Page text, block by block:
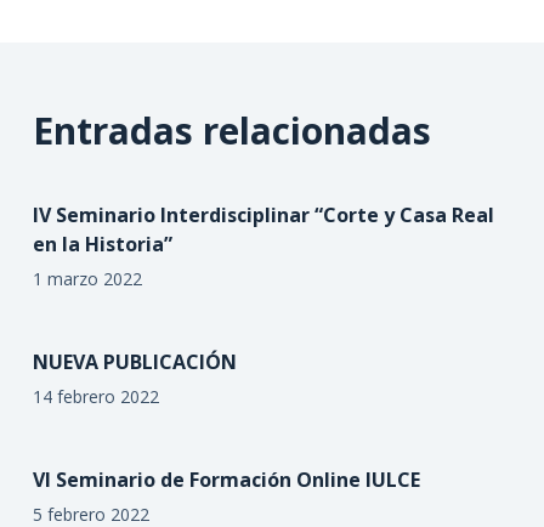
Entradas relacionadas
IV Seminario Interdisciplinar “Corte y Casa Real
en la Historia”
1 marzo 2022
NUEVA PUBLICACIÓN
14 febrero 2022
VI Seminario de Formación Online IULCE
5 febrero 2022